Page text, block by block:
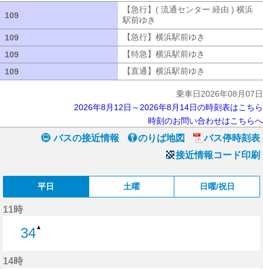
109
【急行】( 流通センター 経由 ) 横浜
駅前ゆき
109
【急行】横浜駅前ゆき
109
【特急】横浜駅前ゆき
109
【直通】横浜駅前ゆき
乗車日2026年08月07日
2026年8月12日～2026年8月14日の時刻表はこちら
時刻のお問い合わせはこちらへ
バスの接近情報 のりば地図
バス停時刻表
接近情報コード印刷
平日 土曜 日曜/祝日
11時
34▲
14時